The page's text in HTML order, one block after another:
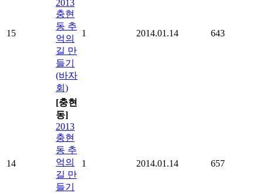
15
2013
충현
동 추
억의
길 만
들기
(바자
회)
1 2014.01.14 643
14
[충현
동]
2013
충현
동 추
억의
길 만
들기
1 2014.01.14 657